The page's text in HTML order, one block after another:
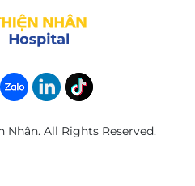
All Rights Reserved.